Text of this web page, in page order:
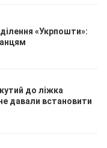
«Укрпошти»:
до ліжка
давали встановити